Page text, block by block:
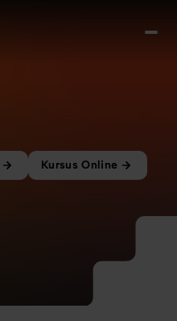
Kursus Online